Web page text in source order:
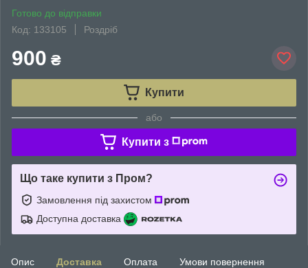
Готово до відправки
Код: 133105
Роздріб
900 ₴
Купити
або
Купити з
Що таке купити з Пром?
Замовлення під захистом
Доступна доставка
Опис Доставка Оплата Умови повернення